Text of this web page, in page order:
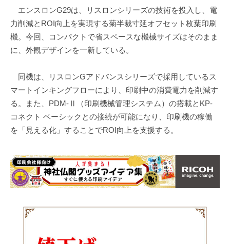
エンスロンG29は、リスロンシリーズの技術を投入し、電
力削減とROI向上を実現する菊半裁寸延オフセット枚葉印刷
機。今回、コンパクトで省スペースな機械サイズはそのまま
に、外観デザインを一新している。
同機は、リスロンGアドバンスシリーズで採用しているス
マートインキングフローにより、印刷中の消費電力を削減す
る。また、PDM-Ⅱ（印刷機械管理システム）の搭載とKP-
コネクト ベーシックとの接続が可能になり、印刷機の稼働
を「見える化」することでROI向上を支援する。